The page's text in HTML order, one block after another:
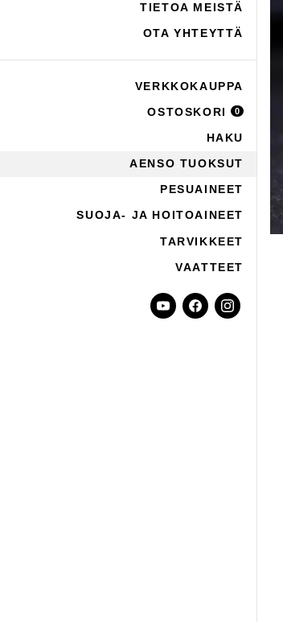
TIETOA MEISTÄ
OTA YHTEYTTÄ
VERKKOKAUPPA
OSTOSKORI 0
HAKU
AENSO TUOKSUT
PESUAINEET
SUOJA- JA HOITOAINEET
TARVIKKEET
VAATTEET